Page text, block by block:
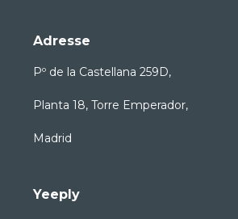
Adresse
Pº de la Castellana 259D,
Planta 18, Torre Emperador,
Madrid
Yeeply